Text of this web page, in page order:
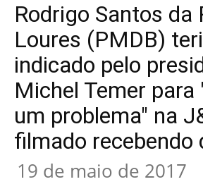
Rodrigo Santos da
Loures (PMDB)
indicado pelo
Michel Temer para
um problema" na
filmado recebendo
19 de maio de 2017